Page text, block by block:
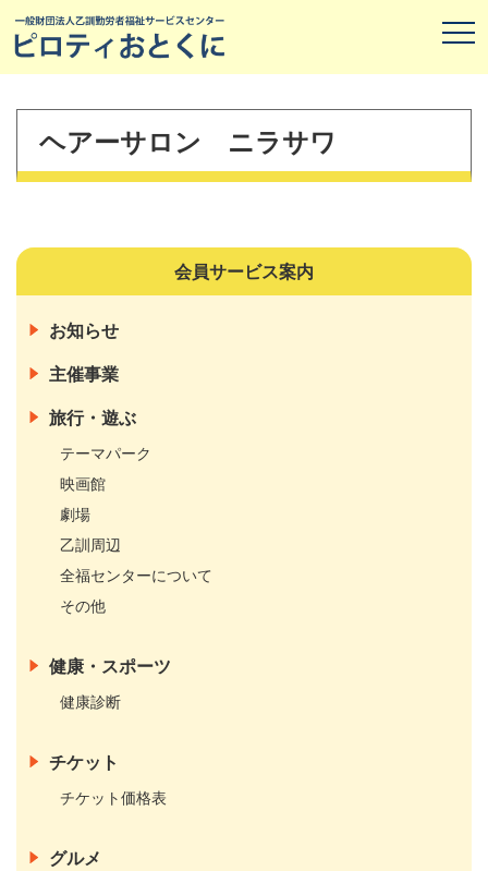
ヘアーサロン ニラサワ
会員サービス案内
お知らせ
主催事業
旅行・遊ぶ
テーマパーク
映画館
劇場
乙訓周辺
全福センターについて
その他
健康・スポーツ
健康診断
チケット
チケット価格表
グルメ